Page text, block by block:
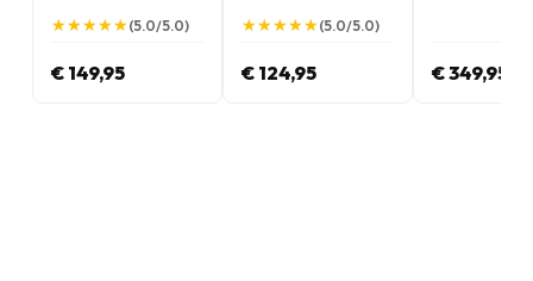
★
★★
★★
★★
★★
★(5.0/5.0)
€ 149,95
★
★★
★★
★★
★★
★(5.0/5.0)
€ 124,95 € 349,95